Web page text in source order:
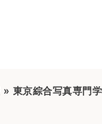
» 東京綜合写真専門